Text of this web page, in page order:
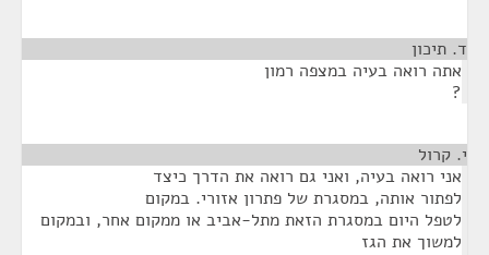
ד. תיכון
אתה רואה בעיה במצפה רמון
?
י. קרול
אני רואה בעיה, ואני גם רואה את הדרך כיצד
לפתור אותה, במסגרת של פתרון אזורי. במקום
לטפל היום במסגרת הזאת מתל-אביב או ממקום אחר, ובמקום
למשוך את הגז